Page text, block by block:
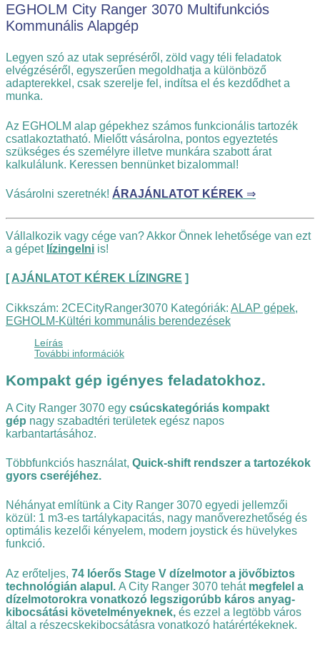
EGHOLM City Ranger 3070 Multifunkciós
Kommunális Alapgép
Legyen szó az utak sepréséről, zöld vagy téli feladatok
elvégzéséről, egyszerűen megoldhatja a különböző
adapterekkel, csak szerelje fel, indítsa el és kezdődhet a
munka.
Az EGHOLM alap gépekhez számos funkcionális tartozék
csatlakoztatható. Mielőtt vásárolna, pontos egyeztetés
szükséges és személyre illetve munkára szabott árat
kalkulálunk. Keressen bennünket bizalommal!
Vásárolni szeretnék! ÁRAJÁNLATOT KÉREK ⇒
Vállalkozik vagy cége van? Akkor Önnek lehetősége van ezt
a gépet lízingelni is!
[AJÁNLATOT KÉREK LÍZINGRE ]
Cikkszám: 2CECityRanger3070 Kategóriák: ALAP gépek,
EGHOLM-Kültéri kommunális berendezések
Leírás
További információk
Kompakt gép igényes feladatokhoz.
A City Ranger 3070 egy csúcskategóriás kompakt
gép nagy szabadtéri területek egész napos
karbantartásához.
Többfunkciós használat, Quick-shift rendszer a tartozékok
gyors cseréjéhez.
Néhányat említünk a City Ranger 3070 egyedi jellemzői
közül: 1 m3-es tartálykapacitás, nagy manőverezhetőség és
optimális kezelői kényelem, modern joystick és hüvelykes
funkció.
Az erőteljes, 74 lóerős Stage V dízelmotor a jövőbiztos
technológián alapul. A City Ranger 3070 tehát megfelel a
dízelmotorokra vonatkozó legszigorúbb káros anyag-
kibocsátási követelményeknek, és ezzel a legtöbb város
által a részecskekibocsátásra vonatkozó határértékeknek.